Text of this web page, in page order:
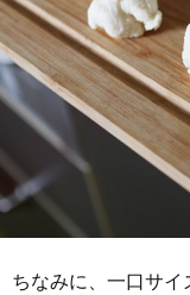
ちなみに、一口サ